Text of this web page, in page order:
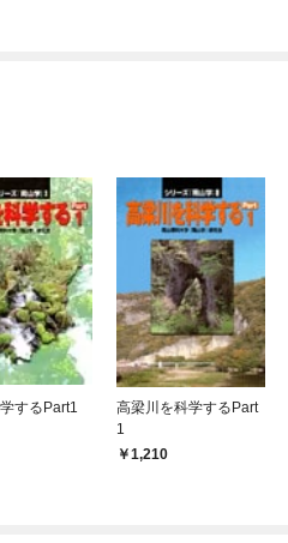
するPart1
高梁川を科学するPart
1
1,210